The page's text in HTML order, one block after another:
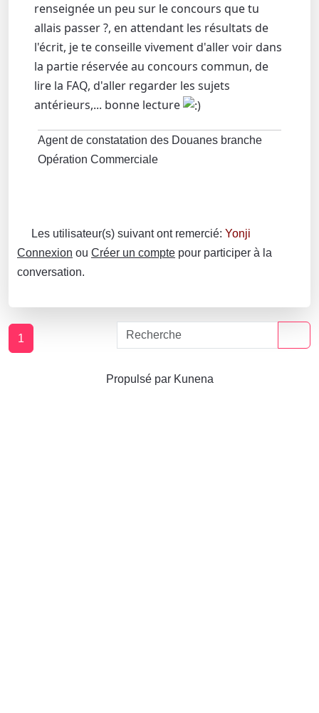
renseignée un peu sur le concours que tu
allais passer ?, en attendant les résultats de
l'écrit, je te conseille vivement d'aller voir dans
la partie réservée au concours commun, de
lire la FAQ, d'aller regarder les sujets
antérieurs,... bonne lecture
Agent de constatation des Douanes branche
Opération Commerciale
Les utilisateur(s) suivant ont remercié: Yonji
Connexion ou Créer un compte pour participer à la
conversation.
1
Propulsé par Kunena